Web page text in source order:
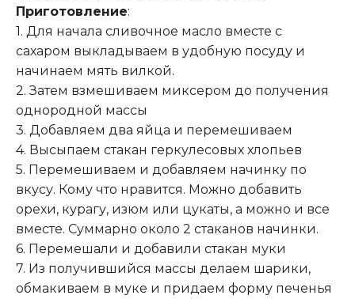
Приготовление:
1. Для начала сливочное масло вместе с
сахаром выкладываем в удобную посуду и
начинаем мять вилкой.
2. Затем взмешиваем миксером до получения
однородной массы
3. Добавляем два яйца и перемешиваем
4. Высыпаем стакан геркулесовых хлопьев
5. Перемешиваем и добавляем начинку по
вкусу. Кому что нравится. Можно добавить
орехи, курагу, изюм или цукаты, а можно и все
вместе. Суммарно около 2 стаканов начинки.
6. Перемешали и добавили стакан муки
7. Из получившийся массы делаем шарики,
обмакиваем в муке и придаем форму печенья